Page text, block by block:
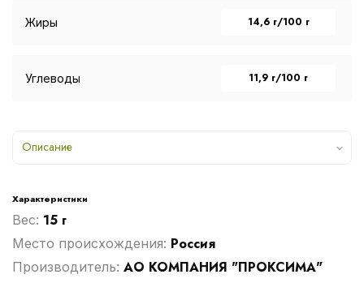
Жиры 14,6 г/100 г
Углеводы 11,9 г/100 г
Описание
Характеристики
Вес: 15 г
Место происхождения: Россия
Производитель: АО КОМПАНИЯ "ПРОКСИМА"